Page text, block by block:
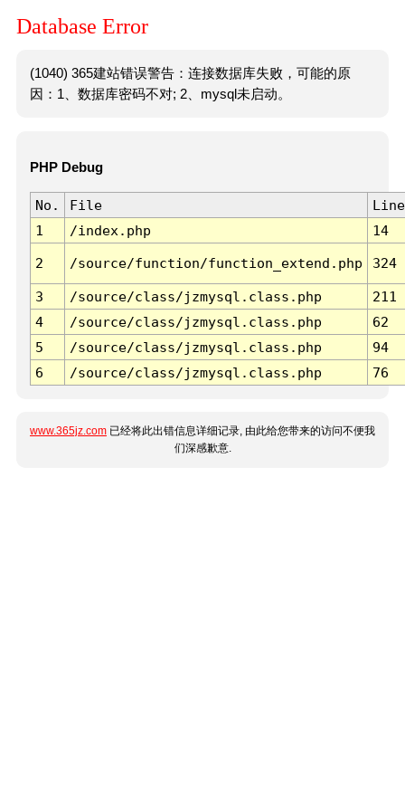
Database Error
(1040) 365建站错误警告：连接数据库失败，可能的原
因：1、数据库密码不对; 2、mysql未启动。
PHP Debug
No. File
Line
1
/index.php 14
2 /source/function/function_extend.php 324
3 /source/class/jzmysql.class.php
211
4
/source/class/jzmysql.class.php
62
5
/source/class/jzmysql.class.php
94
6
/source/class/jzmysql.class.php 76
www.365jz.com 已经将此出错信息详细记录, 由此给您带来的访问不便我
们深感歉意.